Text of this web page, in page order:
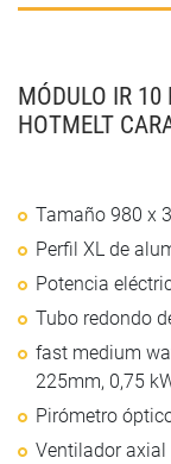
MÓDULO IR 10
HOTMELT
Tamaño 980 x
Perfil XL de
Potencia
Tubo redondo
fast medium
225mm, 0,75
Pirómetro
Ventilador axial